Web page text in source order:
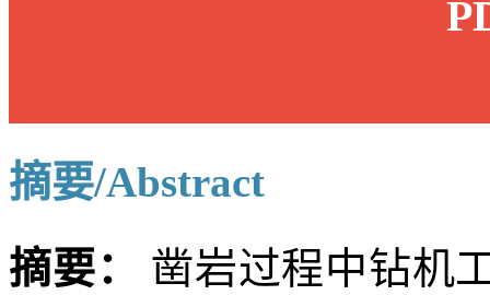
摘要/Abstract
摘要： 凿岩过程中钻机